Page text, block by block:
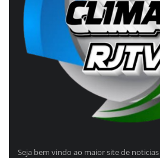
Seja bem vindo ao maior site de